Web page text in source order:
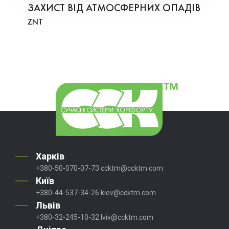
ЗАХИСТ ВІД АТМОСФЕРНИХ ОПАДІВ
ZNT
Харків
+380-50-070-07-73 ccktm@ccktm.com
Київ
+380-44-537-34-26 kiev@ccktm.com
Львів
+380-32-245-10-32 lviv@ccktm.com